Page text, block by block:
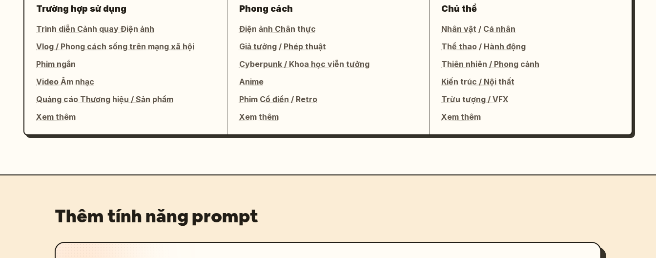
Trường hợp sử dụng
Trình diễn Cảnh quay Điện ảnh
Vlog / Phong cách sống trên mạng xã hội
Phim ngắn
Video Âm nhạc
Quảng cáo Thương hiệu / Sản phẩm
Xem thêm
Phong cách
Điện ảnh Chân thực
Giả tưởng / Phép thuật
Cyberpunk / Khoa học viễn tưởng
Anime
Phim Cổ điển / Retro
Xem thêm
Chủ thể
Nhân vật / Cá nhân
Thể thao / Hành động
Thiên nhiên / Phong cảnh
Kiến trúc / Nội thất
Trừu tượng / VFX
Xem thêm
Thêm tính năng prompt